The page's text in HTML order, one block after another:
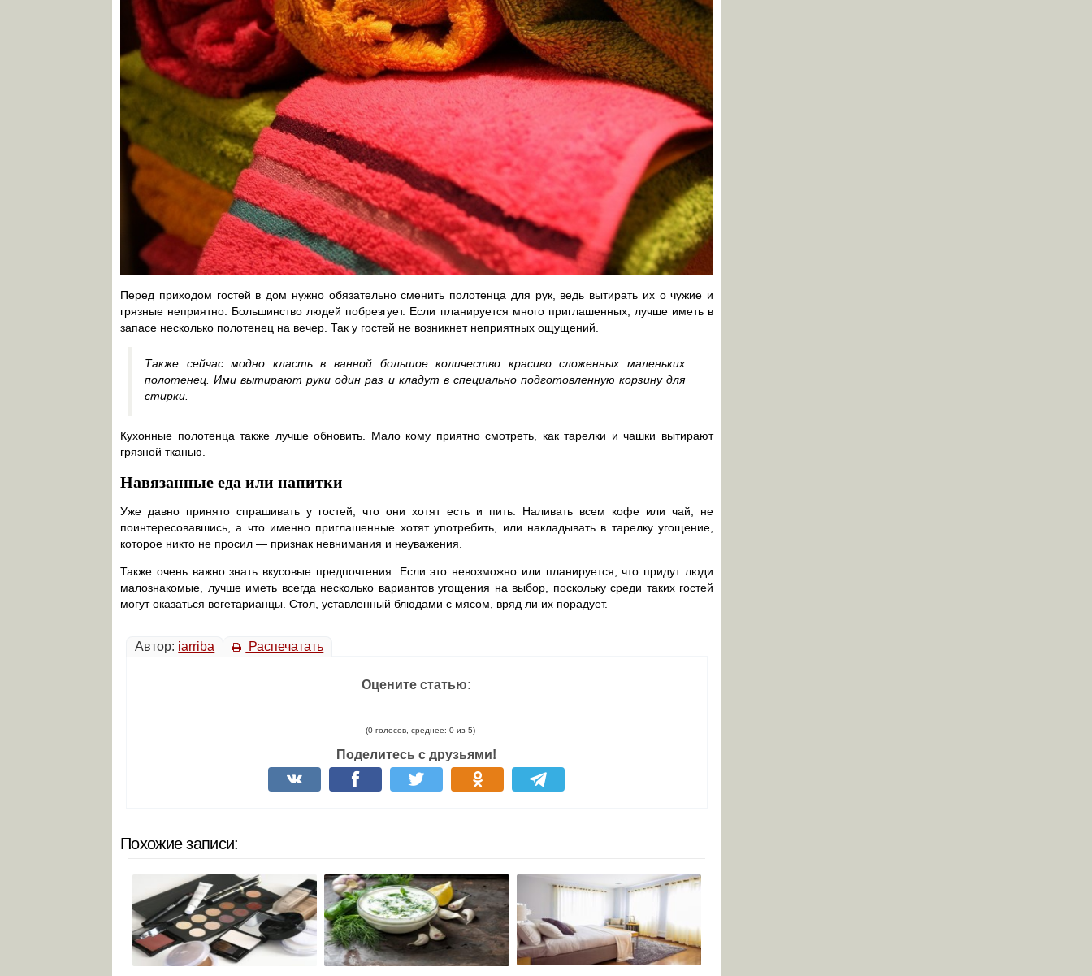
Перед приходом гостей в дом нужно обязательно сменить полотенца для рук, ведь вытирать их о чужие и
грязные неприятно. Большинство людей побрезгует. Если планируется много приглашенных, лучше иметь в
запасе несколько полотенец на вечер. Так у гостей не возникнет неприятных ощущений.
Также сейчас модно класть в ванной большое количество красиво сложенных маленьких
полотенец. Ими вытирают руки один раз и кладут в специально подготовленную корзину для
стирки.
Кухонные полотенца также лучше обновить. Мало кому приятно смотреть, как тарелки и чашки вытирают
грязной тканью.
Навязанные еда или напитки
Уже давно принято спрашивать у гостей, что они хотят есть и пить. Наливать всем кофе или чай, не
поинтересовавшись, а что именно приглашенные хотят употребить, или накладывать в тарелку угощение,
которое никто не просил — признак невнимания и неуважения.
Также очень важно знать вкусовые предпочтения. Если это невозможно или планируется, что придут люди
малознакомые, лучше иметь всегда несколько вариантов угощения на выбор, поскольку среди таких гостей
могут оказаться вегетарианцы. Стол, уставленный блюдами с мясом, вряд ли их порадует.
Автор: iarriba Распечатать
Оцените статью:
(0 голосов, среднее: 0 из 5)
Поделитесь с друзьями!
Похожие записи: